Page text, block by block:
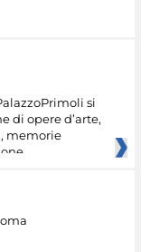
si
di opere d’arte,
memorie